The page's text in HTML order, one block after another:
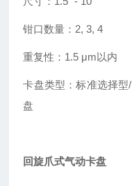
钳口数量： 2, 3, 4
重复性： 1.5 μm以内
卡盘类型：标准选择型/
盘
回旋爪式气动卡盘